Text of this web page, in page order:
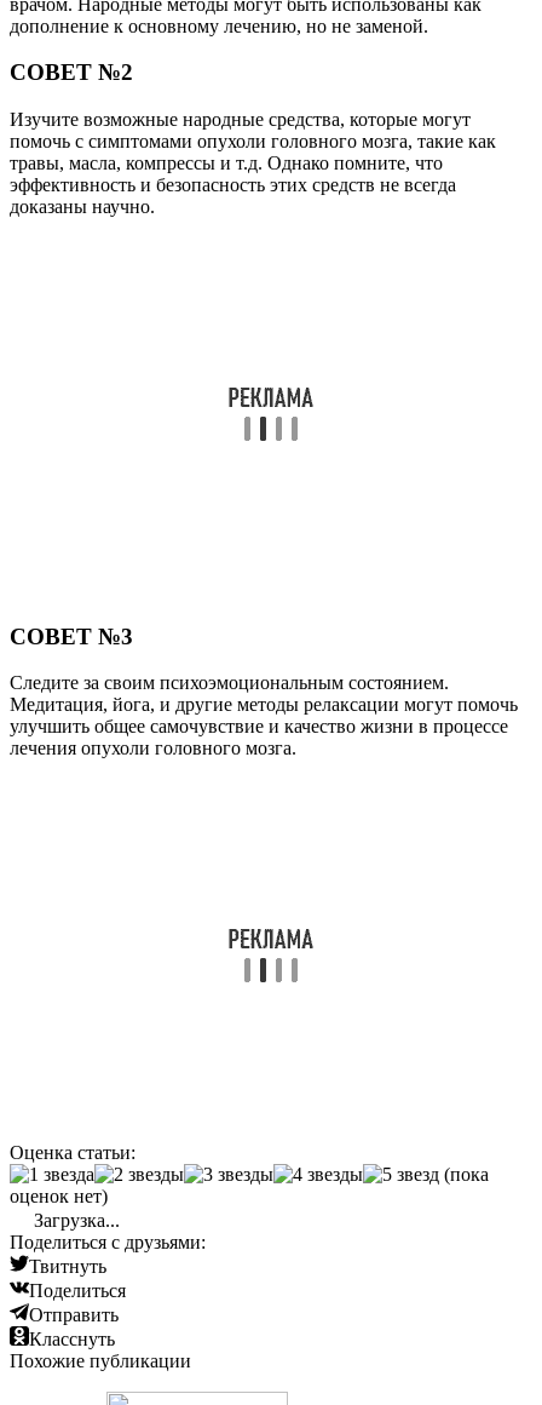
дополнение к основному лечению, но не заменой.
СОВЕТ №2
Изучите возможные народные средства, которые могут
помочь с симптомами опухоли головного мозга, такие как
травы, масла, компрессы и т.д. Однако помните, что
эффективность и безопасность этих средств не всегда
доказаны научно.
СОВЕТ №3
Следите за своим психоэмоциональным состоянием.
Медитация, йога, и другие методы релаксации могут помочь
улучшить общее самочувствие и качество жизни в процессе
лечения опухоли головного мозга.
Оценка статьи:
(пока
оценок нет)
Загрузка...
Поделиться с друзьями:
Твитнуть
Поделиться
Отправить
Класснуть
Похожие публикации